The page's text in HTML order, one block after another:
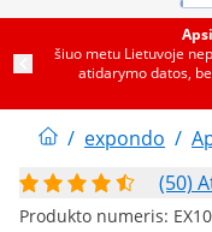
šiuo metu Lietuvoje
atidarymo datos,
/ expondo /
(50)
Produkto numeris: